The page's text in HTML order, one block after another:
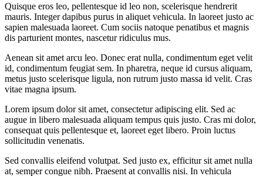
Quisque eros leo, pellentesque id leo non, scelerisque hendrerit
mauris. Integer dapibus purus in aliquet vehicula. In laoreet justo ac
sapien malesuada laoreet. Cum sociis natoque penatibus et magnis
dis parturient montes, nascetur ridiculus mus.
Aenean sit amet arcu leo. Donec erat nulla, condimentum eget velit
id, condimentum feugiat sem. In pharetra, neque id cursus aliquam,
metus justo scelerisque ligula, non rutrum justo massa id velit. Cras
vitae magna ipsum.
Lorem ipsum dolor sit amet, consectetur adipiscing elit. Sed ac
augue in libero malesuada aliquam tempus quis justo. Cras mi dolor,
consequat quis pellentesque et, laoreet eget libero. Proin luctus
sollicitudin venenatis.
Sed convallis eleifend volutpat. Sed justo ex, efficitur sit amet nulla
at, semper congue nibh. Praesent at convallis nisi. In vehicula